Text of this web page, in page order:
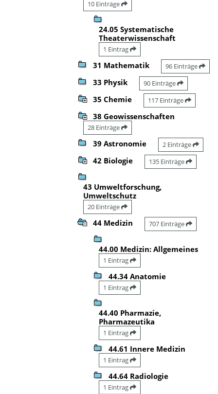
10 Einträge
24.05 Systematische
Theaterwissenschaft
1 Eintrag
31 Mathematik 96 Einträge
33 Physik 90 Einträge
35 Chemie 117 Einträge
38 Geowissenschaften
28 Einträge
39 Astronomie 2 Einträge
42 Biologie 135 Einträge
43 Umweltforschung,
Umweltschutz
20 Einträge
44 Medizin 707 Einträge
44.00 Medizin: Allgemeines
1 Eintrag
44.34 Anatomie
1 Eintrag
44.40 Pharmazie,
Pharmazeutika
1 Eintrag
44.61 Innere Medizin
1 Eintrag
44.64 Radiologie
1 Eintrag